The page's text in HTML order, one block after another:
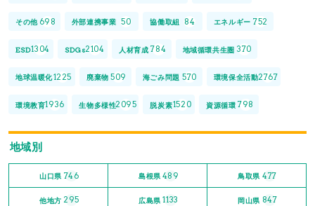
その他 698 外部連携事業 50 協働取組 84 エネルギー 752
ESD1304 SDGs2104 人材育成 784 地域循環共生圏 370
地球温暖化1225 廃棄物 509 海ごみ問題 570 環境保全活動2767
環境教育1936 生物多様性2095 脱炭素1520 資源循環 798
地域別
山口県 746 島根県 489 鳥取県 477
他地方 295 広島県 1133 岡山県 847